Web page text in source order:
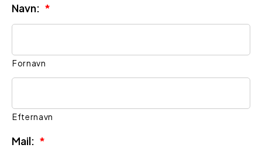
Navn: *
Fornavn
Efternavn
Mail: *